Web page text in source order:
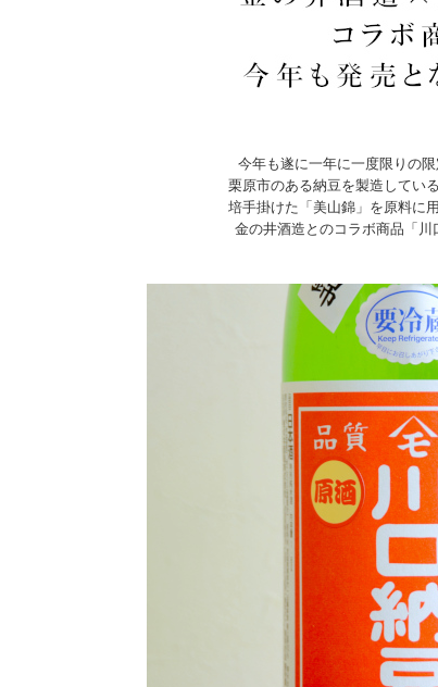
今年も遂に一年に一度限りの
栗原市のある納豆を製造してい
培手掛けた「美山錦」を原料に
金の井酒造とのコラボ商品「川